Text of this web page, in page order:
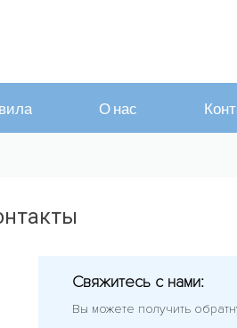
О нас
Свяжитесь с нами:
Вы можете получить